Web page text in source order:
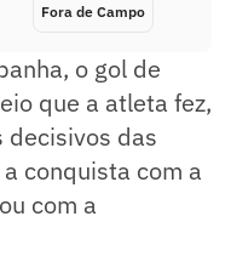
Fora de Campo
o gol de
que a atleta fez,
decisivos das
conquista com a
com a